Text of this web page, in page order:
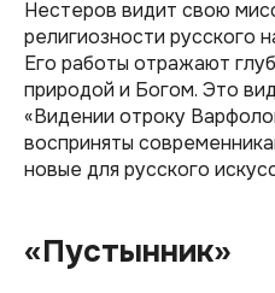
Нестеров видит свою
религиозности русского
Его работы отражают
природой и Богом. Это
«Видении отроку
восприняты
новые для русского
«Пустынник»